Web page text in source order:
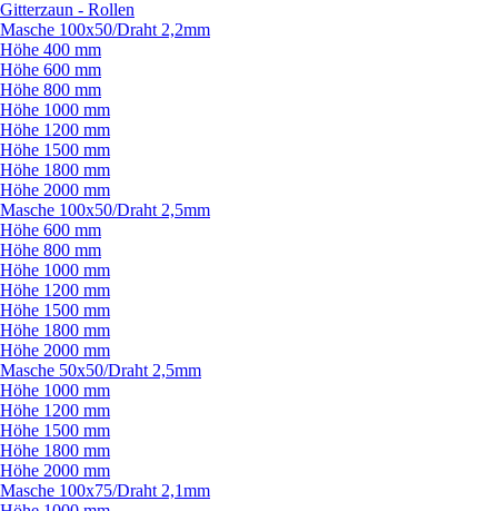
Gitterzaun - Rollen
Masche 100x50/Draht 2,2mm
Höhe 400 mm
Höhe 600 mm
Höhe 800 mm
Höhe 1000 mm
Höhe 1200 mm
Höhe 1500 mm
Höhe 1800 mm
Höhe 2000 mm
Masche 100x50/Draht 2,5mm
Höhe 600 mm
Höhe 800 mm
Höhe 1000 mm
Höhe 1200 mm
Höhe 1500 mm
Höhe 1800 mm
Höhe 2000 mm
Masche 50x50/Draht 2,5mm
Höhe 1000 mm
Höhe 1200 mm
Höhe 1500 mm
Höhe 1800 mm
Höhe 2000 mm
Masche 100x75/Draht 2,1mm